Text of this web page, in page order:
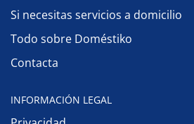
Si necesitas servicios a domicilio
Todo sobre Doméstiko
Contacta
INFORMACIÓN LEGAL